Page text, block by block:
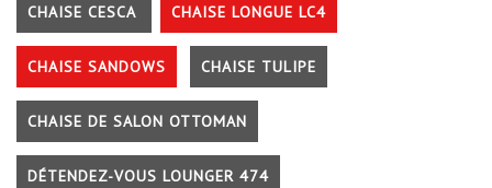
CHAISE CESCA CHAISE LONGUE LC4
CHAISE SANDOWS CHAISE TULIPE
CHAISE DE SALON OTTOMAN
DÉTENDEZ-VOUS LOUNGER 474